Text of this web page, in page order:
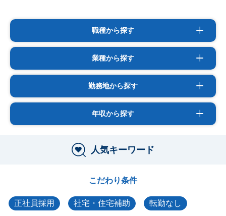
職種から探す
業種から探す
勤務地から探す
年収から探す
人気キーワード
こだわり条件
正社員採用 社宅・住宅補助 転勤なし